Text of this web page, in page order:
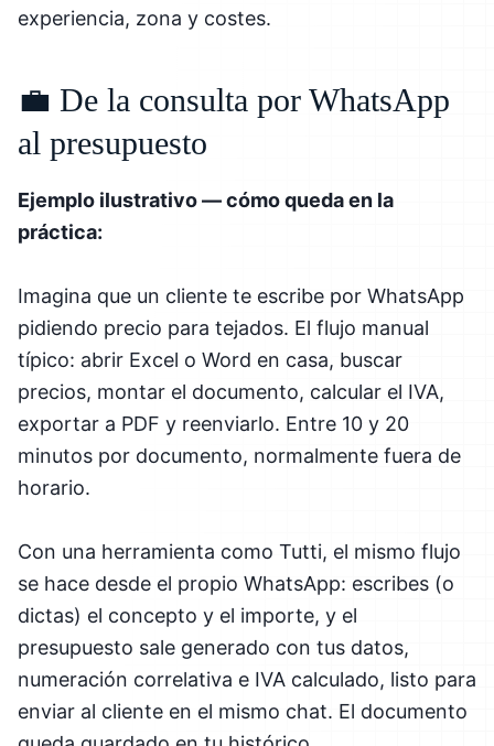
experiencia, zona y costes.
💼 De la consulta por WhatsApp
al presupuesto
Ejemplo ilustrativo — cómo queda en la
práctica:
Imagina que un cliente te escribe por WhatsApp
pidiendo precio para tejados. El flujo manual
típico: abrir Excel o Word en casa, buscar
precios, montar el documento, calcular el IVA,
exportar a PDF y reenviarlo. Entre 10 y 20
minutos por documento, normalmente fuera de
horario.
Con una herramienta como Tutti, el mismo flujo
se hace desde el propio WhatsApp: escribes (o
dictas) el concepto y el importe, y el
presupuesto sale generado con tus datos,
numeración correlativa e IVA calculado, listo para
enviar al cliente en el mismo chat. El documento